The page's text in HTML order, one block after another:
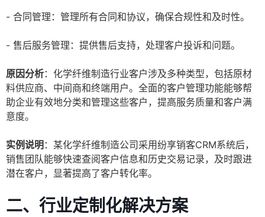
- 合同管理：管理所有合同和协议，确保合规性和及时性。
- 售后服务管理：提供售后支持，处理客户投诉和问题。
原因分析：化学纤维制造行业客户涉及多种类型，包括原材
料供应商、中间商和终端用户。全面的客户管理功能能够帮
助企业有效地分类和管理这些客户，提高服务质量和客户满
意度。
实例说明 ：某化学纤维制造公司采用纷享销客CRM系统后，
销售团队能够快速查阅客户信息和历史交易记录，及时跟进
潜在客户，显著提高了客户转化率。
二、行业定制化解决方案